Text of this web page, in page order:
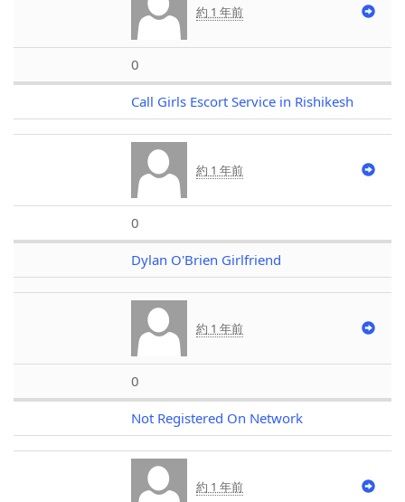
約 1 年前
0
Call Girls Escort Service in Rishikesh
約 1 年前
0
Dylan O'Brien Girlfriend
約 1 年前
0
Not Registered On Network
約 1 年前